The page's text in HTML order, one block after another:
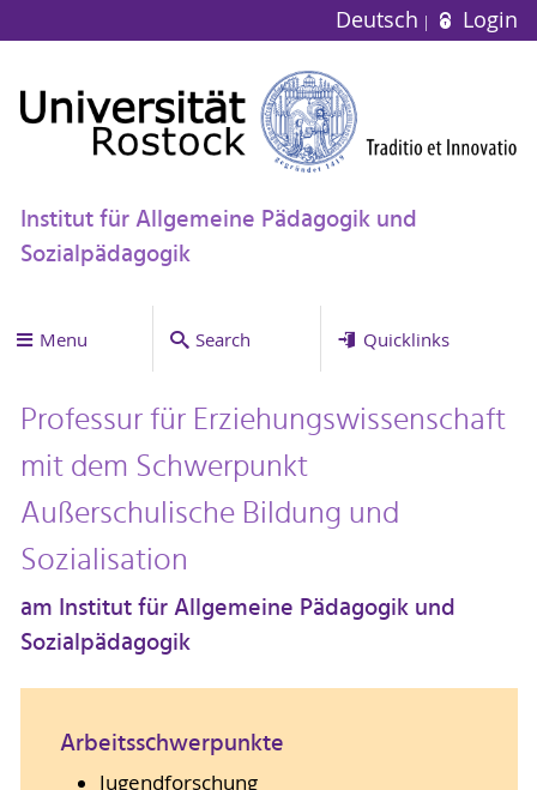
Deutsch Login
Institut für Allgemeine Pädagogik und
Sozialpädagogik
Menu Search Quicklinks
Professur für Erziehungswissenschaft
mit dem Schwerpunkt
Außerschulische Bildung und
Sozialisation
am Institut für Allgemeine Pädagogik und
Sozialpädagogik
Arbeitsschwerpunkte
Jugendforschung